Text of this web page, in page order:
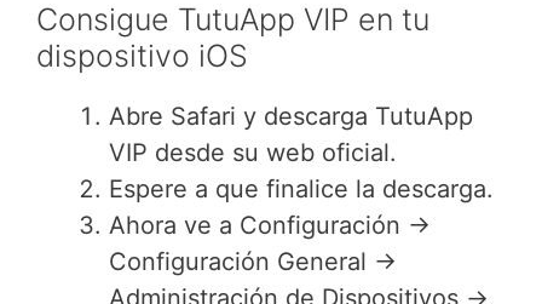
Consigue TutuApp VIP en tu
dispositivo iOS
Abre Safari y descarga TutuApp
VIP desde su web oficial.
Espere a que finalice la descarga.
Ahora ve a Configuración ->
Configuración General ->
Administración de Dispositivos ->